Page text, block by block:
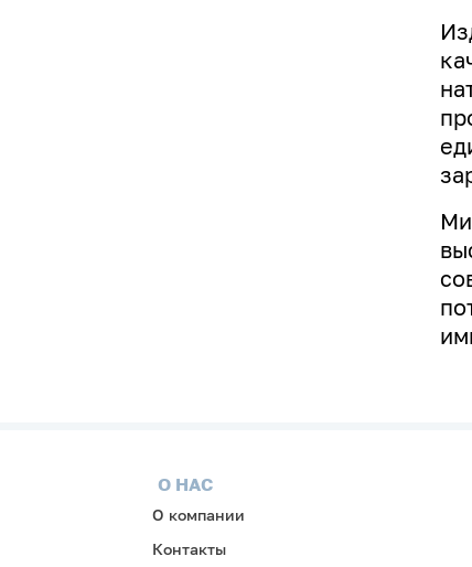
О НАС
О компании
Контакты